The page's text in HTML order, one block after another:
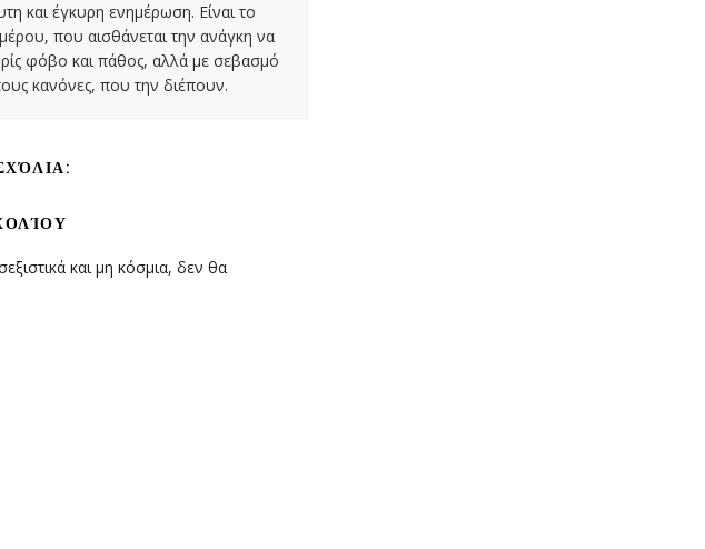
και έγκυρη ενημέρωση. Είναι το
που αισθάνεται την ανάγκη να
φόβο και πάθος, αλλά με σεβασμό
κανόνες, που την διέπουν.
και μη κόσμια, δεν θα